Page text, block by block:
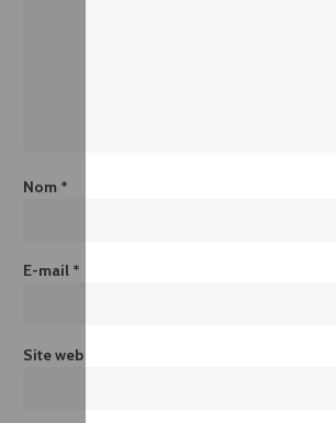
Nom *
E-mail *
Site web